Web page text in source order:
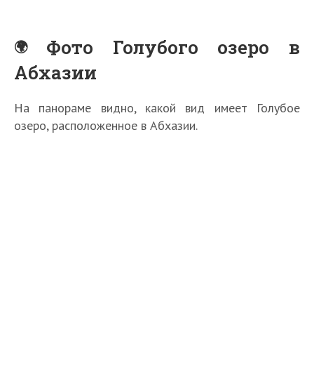
Фото Голубого озеро в
Абхазии
На панораме видно, какой вид имеет Голубое
озеро, расположенное в Абхазии.